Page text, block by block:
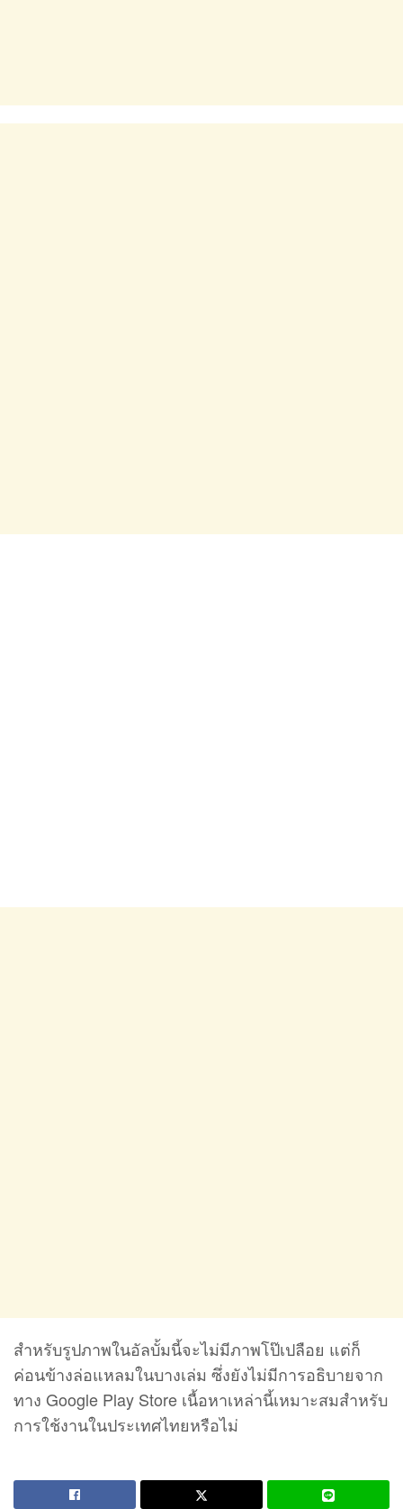
สำหรับรูปภาพในอัลบั้มนี้จะไม่มีภาพโป๊เปลือย แต่ก็
ค่อนข้างล่อแหลมในบางเล่ม ซึ่งยังไม่มีการอธิบายจาก
ทาง Google Play Store เนื้อหาเหล่านี้เหมาะสมสำหรับ
การใช้งานในประเทศไทยหรือไม่